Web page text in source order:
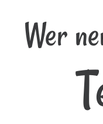
Wer